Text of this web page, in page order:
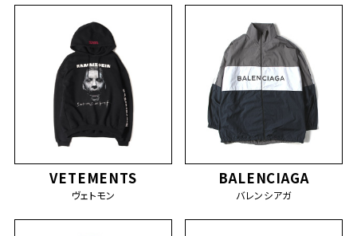
VETEMENTS
ヴェトモン
BALENCIAGA
バレンシアガ